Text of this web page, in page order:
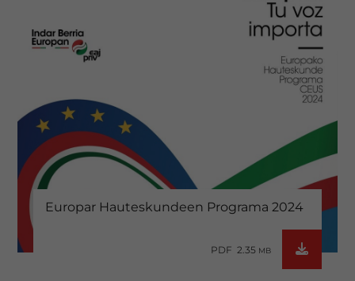
Europar Hauteskundeen Programa 2024
PDF 2.35 MB